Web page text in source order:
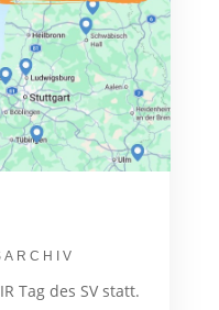
Tag des SV statt.